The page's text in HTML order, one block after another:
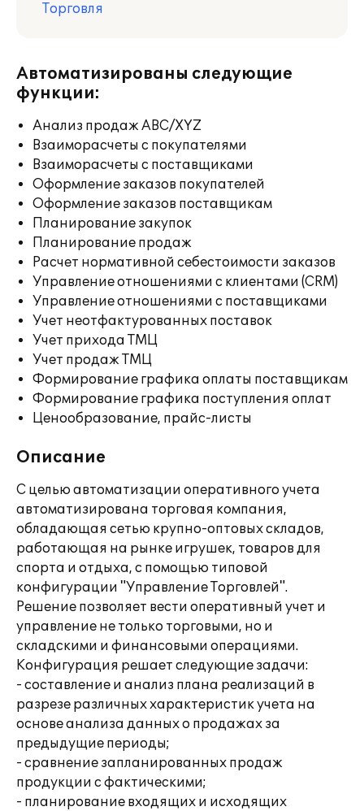
Торговля
Автоматизированы следующие
функции:
Анализ продаж ABC/XYZ
Взаиморасчеты с покупателями
Взаиморасчеты с поставщиками
Оформление заказов покупателей
Оформление заказов поставщикам
Планирование закупок
Планирование продаж
Расчет нормативной себестоимости заказов
Управление отношениями с клиентами (CRM)
Управление отношениями с поставщиками
Учет неотфактурованных поставок
Учет прихода ТМЦ
Учет продаж ТМЦ
Формирование графика оплаты поставщикам
Формирование графика поступления оплат
Ценообразование, прайс-листы
Описание
С целью автоматизации оперативного учета
автоматизирована торговая компания,
обладающая сетью крупно-оптовых складов,
работающая на рынке игрушек, товаров для
спорта и отдыха, с помощью типовой
конфигурации "Управление Торговлей".
Решение позволяет вести оперативный учет и
управление не только торговыми, но и
складскими и финансовыми операциями.
Конфигурация решает следующие задачи:
- составление и анализ плана реализаций в
разрезе различных характеристик учета на
основе анализа данных о продажах за
предыдущие периоды;
- сравнение запланированных продаж
продукции с фактическими;
- планирование входящих и исходящих